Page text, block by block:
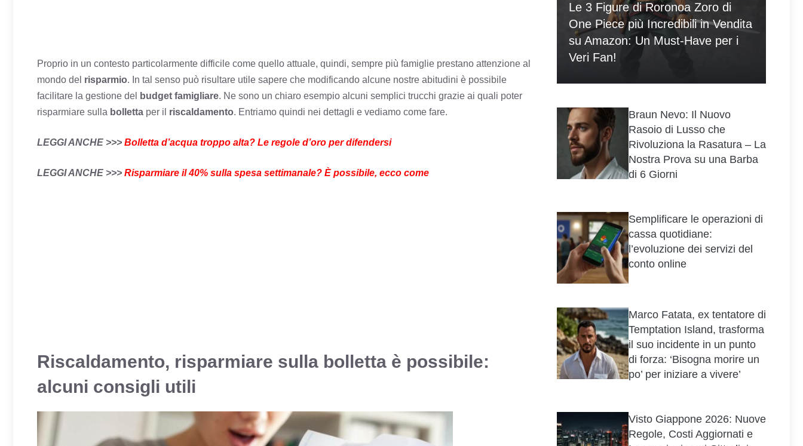
Proprio in un contesto particolarmente difficile come quello attuale, quindi, sempre più famiglie prestano attenzione al
mondo del risparmio. In tal senso può risultare utile sapere che modificando alcune nostre abitudini è possibile
facilitare la gestione del
budget famigliare. Ne sono un chiaro esempio alcuni semplici trucchi grazie ai quali poter
risparmiare sulla bolletta per il riscaldamento. Entriamo quindi nei dettagli e vediamo come fare.
LEGGI ANCHE >>> Bolletta d’acqua troppo alta? Le regole d’oro per difendersi
LEGGI ANCHE >>> Risparmiare il 40% sulla spesa settimanale? È possibile, ecco come
Riscaldamento, risparmiare sulla bolletta è possibile:
alcuni consigli utili
Le 3 Figure di Roronoa Zoro di
One Piece più Incredibili in Vendita
su Amazon: Un Must-Have per i
Veri Fan!
Braun Nevo: Il Nuovo
Rasoio di Lusso che
Rivoluziona la Rasatura – La
Nostra Prova su una Barba
di 6 Giorni
Semplificare le operazioni di
cassa quotidiane:
l’evoluzione dei servizi del
conto online
Marco Fatata, ex tentatore di
Temptation Island, trasforma
il suo incidente in un punto
di forza: ‘Bisogna morire un
po’ per iniziare a vivere’
Visto Giappone 2026: Nuove
Regole, Costi Aggiornati e